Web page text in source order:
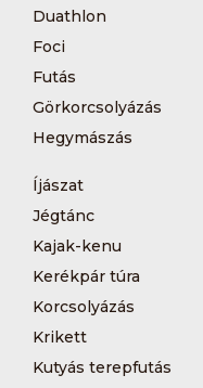
Duathlon
Foci
Futás
Görkorcsolyázás
Hegymászás
Íjászat
Jégtánc
Kajak-kenu
Kerékpár túra
Korcsolyázás
Krikett
Kutyás terepfutás